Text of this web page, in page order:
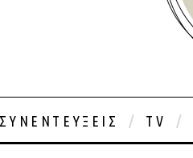
ΣΥΝΕΝΤΕΎΞΕΙΣ TV